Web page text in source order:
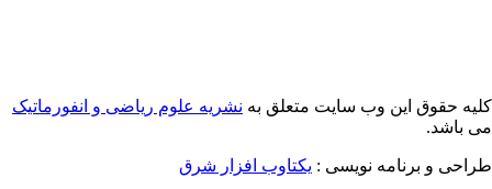
حقوق این وب سایت متعلق بهنشریه علوم ریاضی و انفورماتیک
باشد.
و برنامه نویسی : یکتاوب افزار شرق